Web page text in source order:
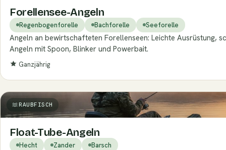
Forellensee-Angeln
Regenbogenforelle Bachforelle Seeforelle
Angeln an bewirtschafteten Forellenseen: Leichte Ausrüstung,
Angeln mit Spoon, Blinker und Powerbait.
Ganzjährig
RAUBFISCH
Float-Tube-Angeln
Hecht Zander Barsch